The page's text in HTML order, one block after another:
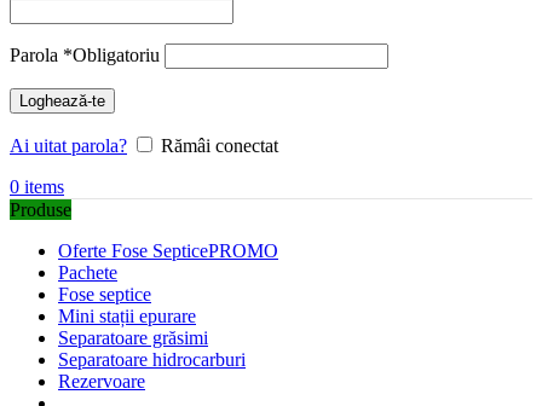
Parola *Obligatoriu
Loghează-te
Ai uitat parola?
Rămâi conectat
0 items
Produse
Oferte Fose SepticePROMO
Pachete
Fose septice
Mini stații epurare
Separatoare grăsimi
Separatoare hidrocarburi
Rezervoare